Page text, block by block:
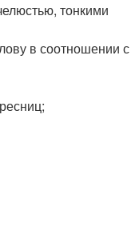
тонкими
в соотношении с